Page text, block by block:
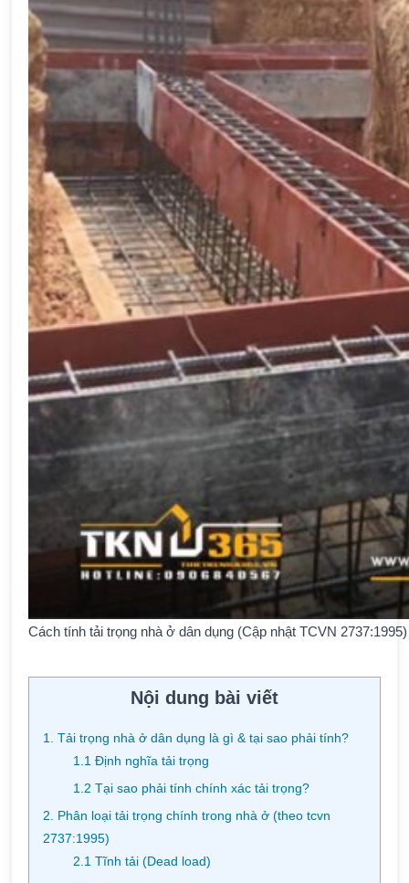
Cách tính tải trọng nhà ở dân dụng (Cập nhật TCVN 2737:1995)
Nội dung bài viết
1. Tải trọng nhà ở dân dụng là gì & tại sao phải tính?
1.1 Định nghĩa tải trọng
1.2 Tại sao phải tính chính xác tải trọng?
2. Phân loại tải trọng chính trong nhà ở (theo tcvn
2737:1995)
2.1 Tĩnh tải (Dead load)